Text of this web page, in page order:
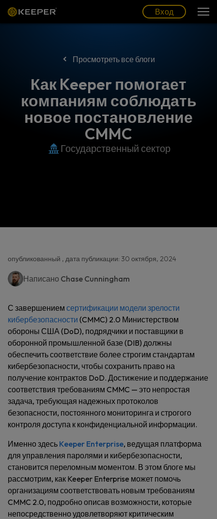
Вход
Просмотреть все блоги
Как Keeper помогает
компаниям соблюдать
новое постановление
CMMC
Государственный сектор
опубликованный , дата публикации: 30 октября, 2024
Написано Chase Cunningham
С завершением сертификации модели зрелости
кибербезопасности (CMMC) 2.0 Министерством
обороны США (DoD), подрядчики и поставщики в
оборонной промышленной базе (DIB) должны
обеспечить соответствие более строгим стандартам
кибербезопасности, чтобы сохранить право на
получение контрактов DoD. Достижение и поддержание
соответствия требованиям CMMC — это непростая
задача, требующая надежных протоколов
безопасности, постоянного мониторинга и строгого
контроля доступа к конфиденциальной информации.
Именно здесь Keeper Enterprise, ведущая платформа
для управления паролями и кибербезопасности,
становится переломным моментом. В этом блоге мы
рассмотрим, как Keeper Enterprise может помочь
организациям соответствовать новым требованиям
CMMC 2.0, подробно описав возможности, которые
непосредственно удовлетворяют критическим